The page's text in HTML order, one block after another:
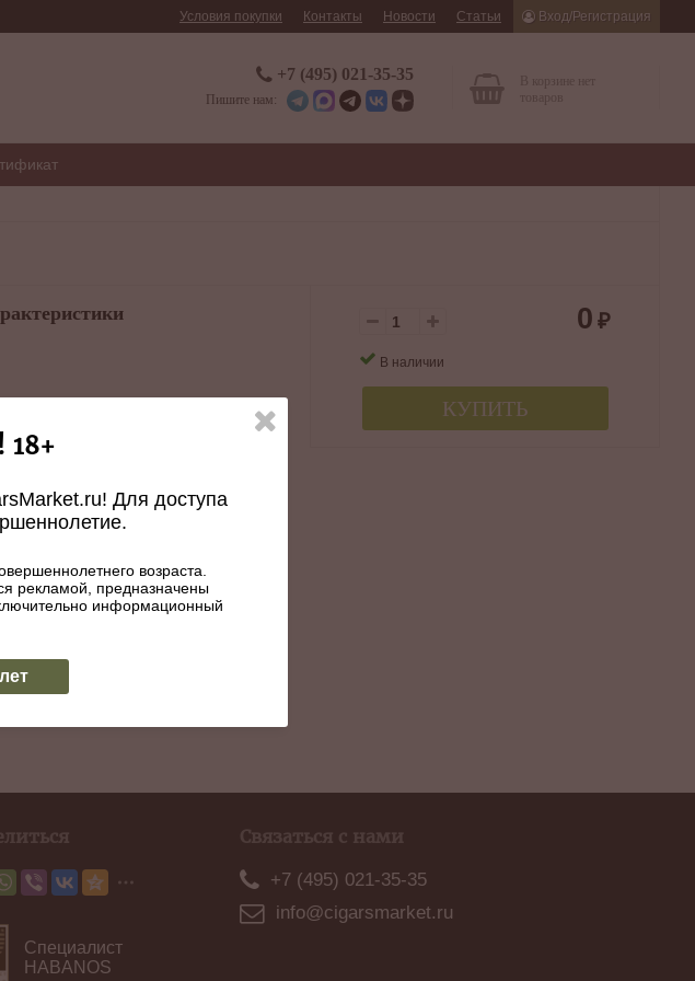
Условия покупки Контакты Новости Статьи Вход/Регистрация
В корзине нет
+7 (495) 021-35-35
Пишите нам:
0 ₽
В наличии
КУПИТЬ
18+
Для доступа
возраста.
рекламой, предназначены
информационный
Связаться с нами
+7 (495) 021-35-35
info@cigarsmarket.ru
Специалист
HABANOS